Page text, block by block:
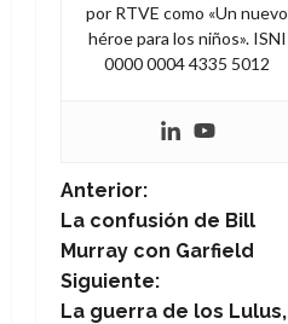
por RTVE como «Un nuevo
héroe para los niños». ISNI
0000 0004 4335 5012
N
a
v
Anterior:
La confusión de Bill
Murray con Garfield
Siguiente:
La guerra de los Lulus,